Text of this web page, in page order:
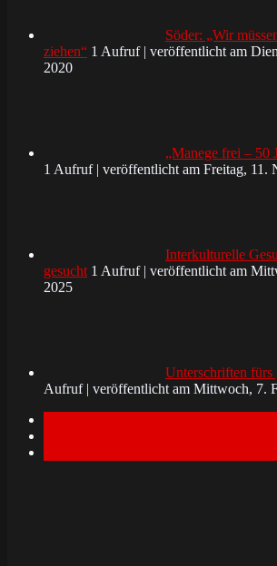
Söder: „Wir
ziehen“ 1 Aufruf| veröffentlicht am
2020
„Manege frei – 50
1 Aufruf| veröffentlicht am Freitag, 11.
Interkulturelle
gesucht 1 Aufruf| veröffentlicht am
2025
Unterschriften fürs
Aufruf| veröffentlicht am Mittwoch, 7.